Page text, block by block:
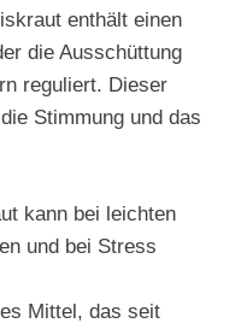
enthält einen
die Ausschüttung
reguliert. Dieser
Stimmung und das
kann bei leichten
und bei Stress
Mittel, das seit